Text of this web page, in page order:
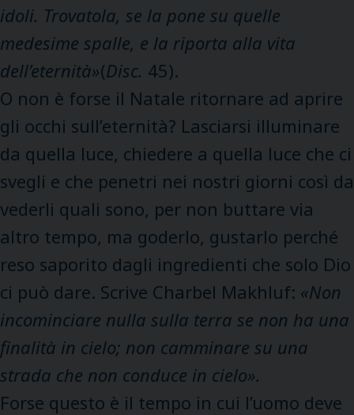
idoli. Trovatola, se la pone su quelle
medesime spalle, e la riporta alla vita
dell’eternità»(Disc. 45).
O non è forse il Natale ritornare ad aprire
gli occhi sull’eternità? Lasciarsi illuminare
da quella luce, chiedere a quella luce che ci
svegli e che penetri nei nostri giorni così da
vederli quali sono, per non buttare via
altro tempo, ma goderlo, gustarlo perché
reso saporito dagli ingredienti che solo Dio
ci può dare. Scrive Charbel Makhluf: «Non
incominciare nulla sulla terra se non ha una
finalità in cielo; non camminare su una
strada che non conduce in cielo».
Forse questo è il tempo in cui l’uomo deve